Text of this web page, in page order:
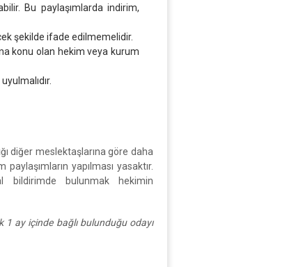
Bu paylaşımlarda indirim,
şekilde ifade edilmemelidir.
konu olan hekim veya kurum
diğer meslektaşlarına göre daha
yapılması yasaktır.
bildirimde bulunmak hekimin
1 ay içinde bağlı bulunduğu odayı